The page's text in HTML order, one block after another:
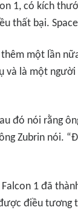
1, có kích
thất bại.
một lần
và là một
đó nói rằng
Zubrin nói.
1 đã
điều tương